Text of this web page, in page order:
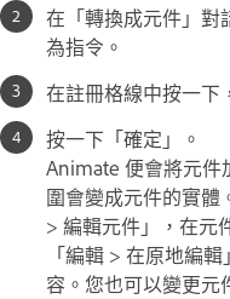
在「轉換成元件」對
為指令。
在註冊格線中按一下
按一下「確定」。
Animate 便會將元件
圍會變成元件的實
> 編輯元件」，在元
「編輯 > 在原地編
容。您也可以變更元